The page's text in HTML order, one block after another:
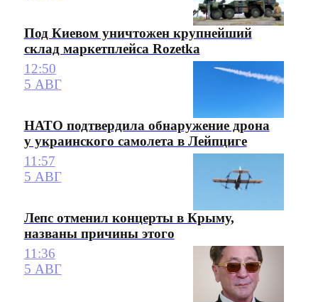
Под Киевом уничтожен крупнейший
склад маркетплейса Rozetka
12:50
5 АВГ
НАТО подтвердила обнаружение дрона
у украинского самолета в Лейпциге
11:57
5 АВГ
Лепс отменил концерты в Крыму,
названы причины этого
11:36
5 АВГ